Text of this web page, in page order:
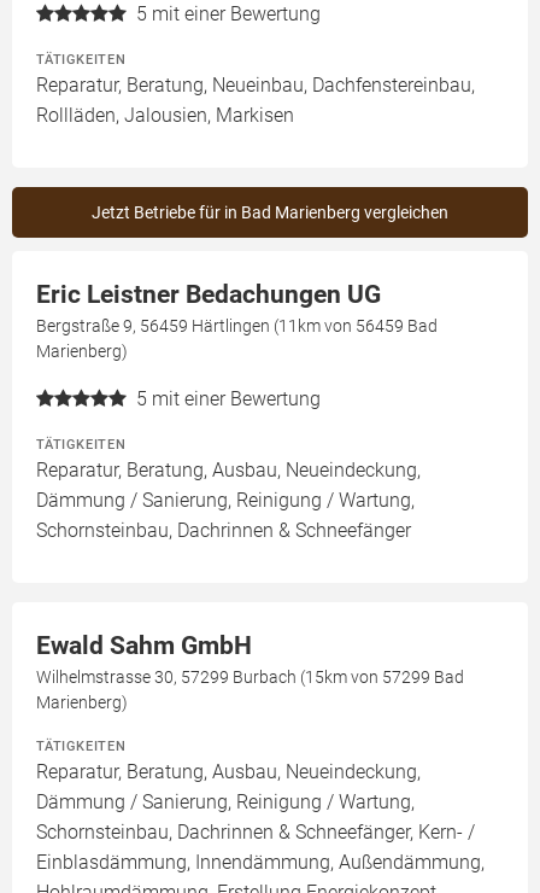
5 mit einer Bewertung
TÄTIGKEITEN
Reparatur, Beratung, Neueinbau, Dachfenstereinbau,
Rollläden, Jalousien, Markisen
Jetzt Betriebe für in Bad Marienberg vergleichen
Eric Leistner Bedachungen UG
Bergstraße 9, 56459 Härtlingen (11km von 56459 Bad
Marienberg)
5 mit einer Bewertung
TÄTIGKEITEN
Reparatur, Beratung, Ausbau, Neueindeckung,
Dämmung / Sanierung, Reinigung / Wartung,
Schornsteinbau, Dachrinnen & Schneefänger
Ewald Sahm GmbH
Wilhelmstrasse 30, 57299 Burbach (15km von 57299 Bad
Marienberg)
TÄTIGKEITEN
Reparatur, Beratung, Ausbau, Neueindeckung,
Dämmung / Sanierung, Reinigung / Wartung,
Schornsteinbau, Dachrinnen & Schneefänger, Kern- /
Einblasdämmung, Innendämmung, Außendämmung,